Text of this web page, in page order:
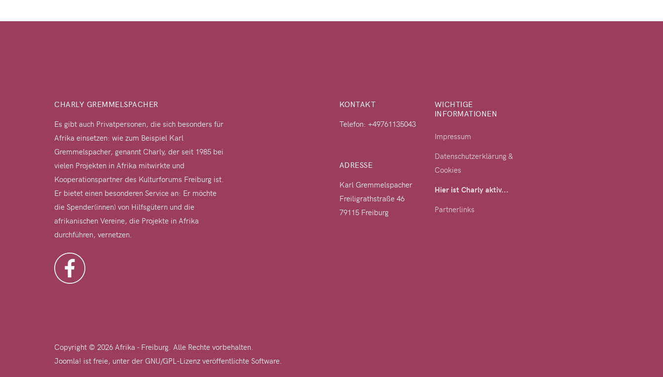
CHARLY GREMMELSPACHER
Es gibt auch Privatpersonen, die sich besonders für
Afrika einsetzen: wie zum Beispiel Karl
Gremmelspacher, genannt Charly, der seit 1985 bei
vielen Projekten in Afrika mitwirkte und
Kooperationspartner des Kulturforums Freiburg ist.
Er bietet einen besonderen Service an: Er möchte
die Spender(innen) von Hilfsgütern und die
afrikanischen Vereine, die Projekte in Afrika
durchführen, vernetzen.
KONTAKT
Telefon: +49761135043
ADRESSE
Karl Gremmelspacher
Freiligrathstraße 46
79115 Freiburg
WICHTIGE
INFORMATIONEN
Impressum
Datenschutzerklärung &
Cookies
Hier ist Charly aktiv...
Partnerlinks
Copyright © 2026 Afrika - Freiburg. Alle Rechte vorbehalten.
Joomla! ist freie, unter der GNU/GPL-Lizenz veröffentlichte Software.